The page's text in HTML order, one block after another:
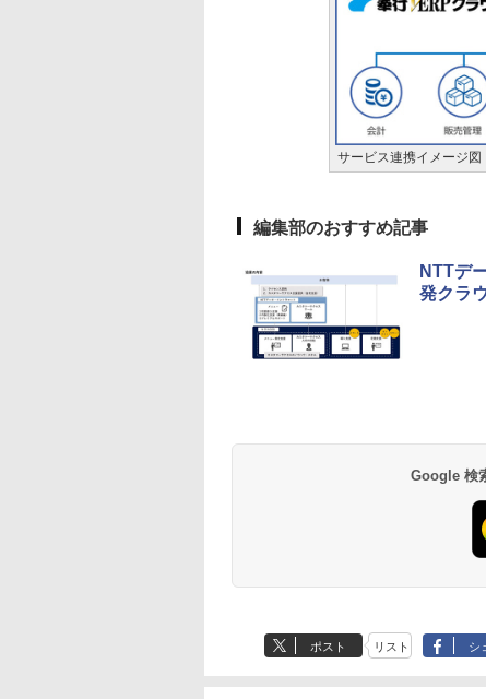
サービス連携イメージ図
編集部のおすすめ記事
NTTデ
発クラ
Google 検
ポスト リスト シ